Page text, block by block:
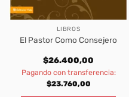
LIBROS
El Pastor Como Consejero
$26.400,00
Pagando con transferencia:
$23.760,00